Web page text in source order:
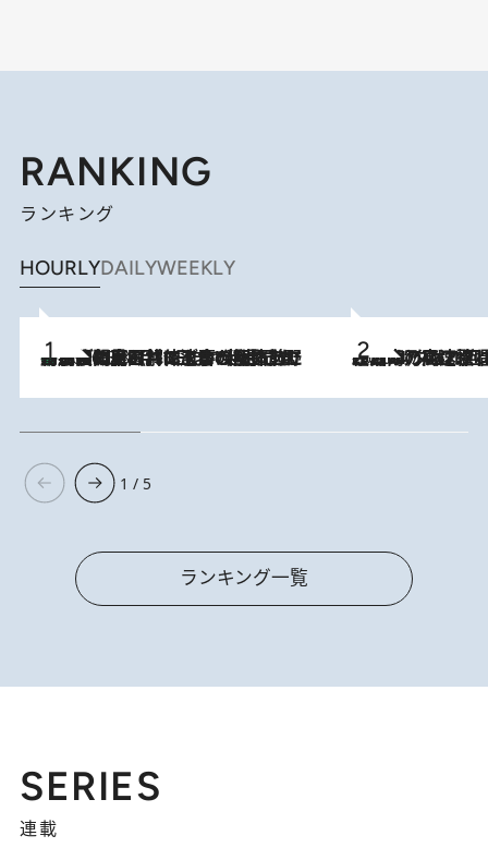
RANKING
ランキング
HOURLYDAILYWEEKLY
2026.8.8
「最後に見られてよかった」上野動物園の東園パンダ舎が解体前に特別公開。8月16日まで延長されたパネル展と共に辿る“半世紀”のパンダ飼育《解体工事の図面あり》 2026.8.7
「湘南乃風に憧れて」観客大盛上がりの“タオル回し”に、ラッパー顔負けの高速歌唱まで…さだまさし（74）のアグレッシブすぎる現在地
1 / 5
ランキング一覧
SERIES
連載